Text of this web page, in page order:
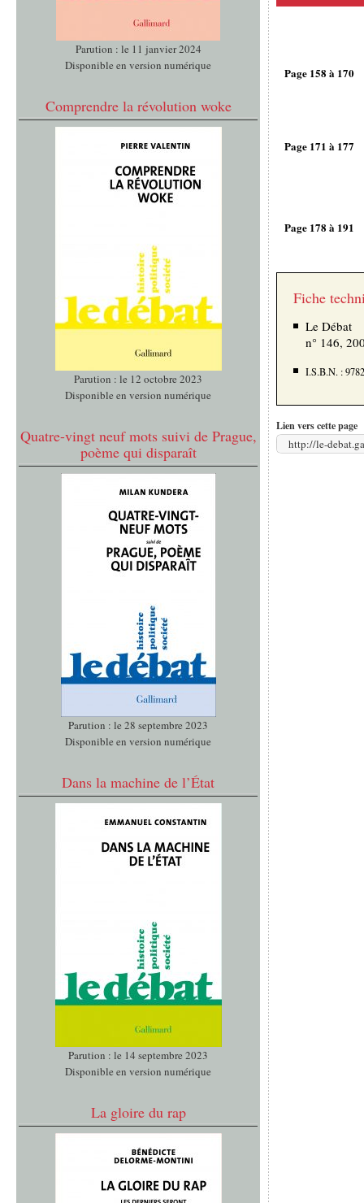
Parution : le 11 janvier 2024
Disponible en version numérique
Comprendre la révolution woke
Parution : le 12 octobre 2023
Disponible en version numérique
Quatre-vingt neuf mots suivi de Prague,
poème qui disparaît
Parution : le 28 septembre 2023
Disponible en version numérique
Dans la machine de l’État
Parution : le 14 septembre 2023
Disponible en version numérique
La gloire du rap
Page 158 à 170
Page 171 à 177
Page 178 à 191
Fiche
Le Débat
n° 146,
I.S.B.N. :
Lien vers cette page
http://le-